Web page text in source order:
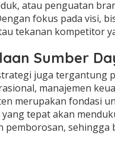
atau penguatan
fokus pada visi,
tekanan kompetitor
Sumber
juga tergantung
manajemen
merupakan fondasi
yang tepat akan
pemborosan,